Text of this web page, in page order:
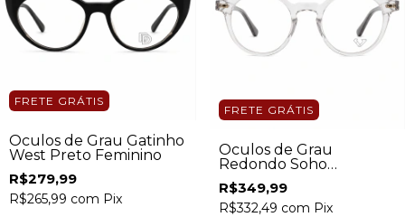
FRETE GRÁTIS
Óculos de Grau Gatinho
West Preto Feminino
R$279,99
R$265,99 com Pix
FRETE GRÁTIS
Óculos de Grau
Redondo Soho
Transparente Masculino
R$349,99
R$332,49 com Pix